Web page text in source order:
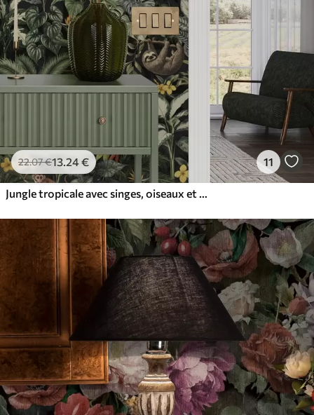
22.07€13.24€ 11
Jungle tropicale avec singes, oiseaux et feuillage dense